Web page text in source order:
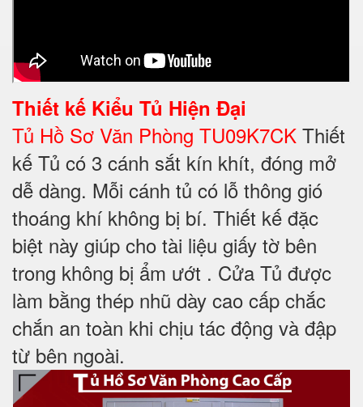
Thiết kế Kiểu Tủ Hiện Đại
Tủ Hồ Sơ Văn Phòng TU09K7CK Thiết
kế Tủ có 3 cánh sắt kín khít, đóng mở
dễ dàng. Mỗi cánh tủ có lỗ thông gió
thoáng khí không bị bí. Thiết kế đặc
biệt này giúp cho tài liệu giấy tờ bên
trong không bị ẩm ướt . Cửa Tủ được
làm bằng thép nhũ dày cao cấp chắc
chắn an toàn khi chịu tác động và đập
từ bên ngoài.